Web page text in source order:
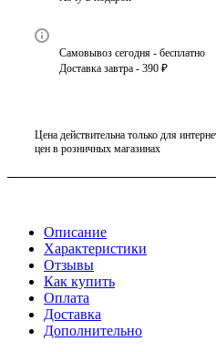
Самовывоз сегодня - бесплатно
Доставка завтра - 390 ₽
Цена действительна только для
цен в розничных магазинах
Описание
Характеристики
Отзывы
Как купить
Оплата
Доставка
Дополнительно